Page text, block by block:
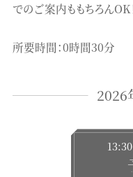
でのご案内ももちろんOK
所要時間：0時間30分
2026